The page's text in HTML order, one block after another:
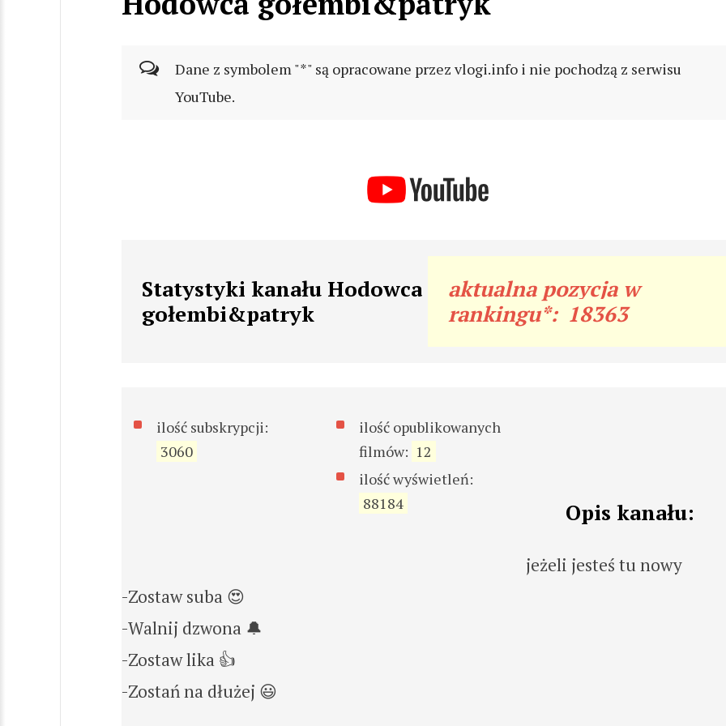
Dane z symbolem "*" są opracowane przez vlogi.info i nie pochodzą z serwisu
YouTube.
Statystyki kanału Hodowca
gołembi&patryk
aktualna pozycja w
rankingu*: 18363
ilość subskrypcji:
3060
ilość opublikowanych
filmów: 12
ilość wyświetleń:
88184
Opis kanału:
jeżeli jesteś tu nowy
-Zostaw suba 😍
-Walnij dzwona 🔔
-Zostaw lika 👍
-Zostań na dłużej 😃